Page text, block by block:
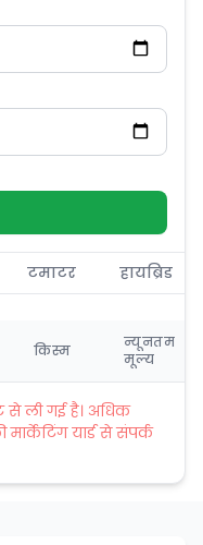
टमाटर हायब्रिड
किस्म
न्यूनतम
मूल्य
से ली गई है। अधिक
यार्ड से संपर्क